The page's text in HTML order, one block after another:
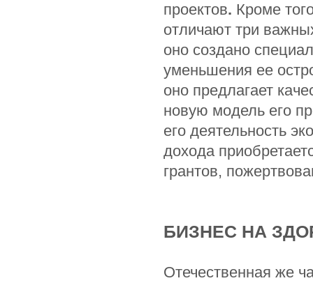
проектов. Кроме
отличают три
оно создано
уменьшения ее
оно предлагает
новую модель его
его деятельность
дохода
грантов,
БИЗНЕС НА
Отечественная же